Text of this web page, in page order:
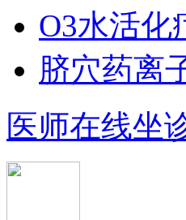
O3水活化
脐穴药离
医师在线坐